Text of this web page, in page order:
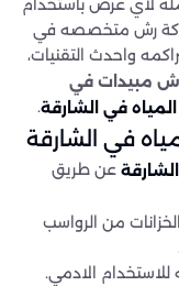
لاي غرض باستخدام
شركة رش متخصصه في
واحدث التقنيات،
مبيدات في
في الشارقة.
في الشارقة
عن طريق
من الرواسب
الادمي.